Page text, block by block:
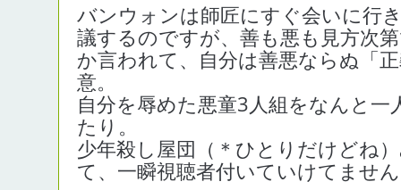
バンウォンは師匠にすぐ会いに行
議するのですが、善も悪も見方次
か言われて、自分は善悪ならぬ「
意。
自分を辱めた悪童3人組をなんと一
たり。
少年殺し屋団（＊ひとりだけどね
て、一瞬視聴者付いていけてませ